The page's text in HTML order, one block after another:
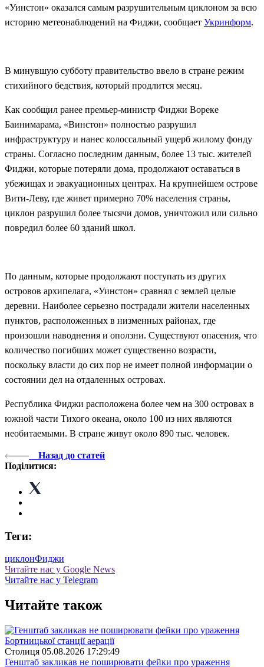
«Уинстон» оказался самым разрушительным циклоном за всю
историю метеонаблюдений на Фиджи, сообщает Укринформ.
В минувшую субботу правительство ввело в стране режим
стихийного бедствия, который продлится месяц.
Как сообщил ранее премьер-министр Фиджи Вореке
Баинимарама, «Винстон» полностью разрушил
инфраструктуру и нанес колоссальный ущерб жилому фонду
страны. Согласно последним данным, более 13 тыс. жителей
Фиджи, которые потеряли дома, продолжают оставаться в
убежищах и эвакуационных центрах. На крупнейшем острове
Вити-Леву, где живет примерно 70% населения страны,
циклон разрушил более тысячи домов, уничтожил или сильно
повредил более 60 зданий школ.
По данным, которые продолжают поступать из других
островов архипелага, «Уинстон» сравнял с землей целые
деревни. Наиболее серьезно пострадали жители населенных
пунктов, расположенных в низменных районах, где
произошли наводнения и оползни. Существуют опасения, что
количество погибших может существенно возрасти,
поскольку власти до сих пор не имеет полной информации о
состоянии дел на отдаленных островах.
Республика Фиджи расположена более чем на 300 островах в
южной части Тихого океана, около 100 из них являются
необитаемыми. В стране живут около 890 тыс. человек.
Назад до статей
Поділитися:
Теги:
циклонФиджи
Читайте нас у Google News
Читайте нас у Telegram
Читайте також
Столиця 05.08.2026 17:29:49
Генштаб закликав не поширювати фейки про ураження